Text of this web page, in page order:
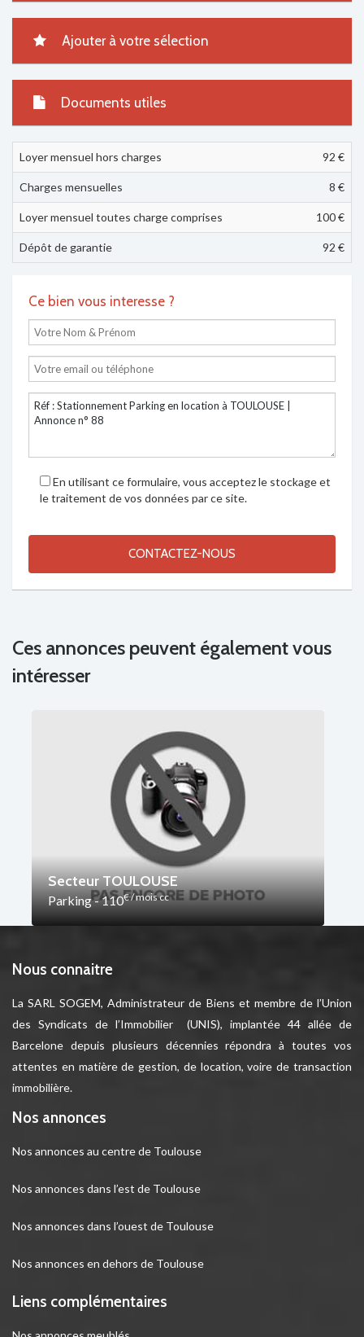
Ajouter à votre sélection
Documents utiles
Loyer mensuel hors charges 92 €
Charges mensuelles 8 €
Loyer mensuel toutes charge comprises 100€
Dépôt de garantie 92 €
Ce bien vous interesse ?
En utilisant ce formulaire, vous acceptez le stockage et
le traitement de vos données par ce site.
Ces annonces peuvent également vous
intéresser
Secteur TOULOUSE
Parking - 110€ / mois cc
Nous connaitre
La SARL SOGEM, Administrateur de Biens et membre de l’Union
des Syndicats de l’Immobilier (UNIS), implantée 44 allée de
Barcelone depuis plusieurs décennies répondra à toutes vos
attentes en matière de gestion, de location, voire de transaction
immobilière.
Nos annonces
Nos annonces au centre de Toulouse
Nos annonces dans l’est de Toulouse
Nos annonces dans l’ouest de Toulouse
Nos annonces en dehors de Toulouse
Liens complémentaires